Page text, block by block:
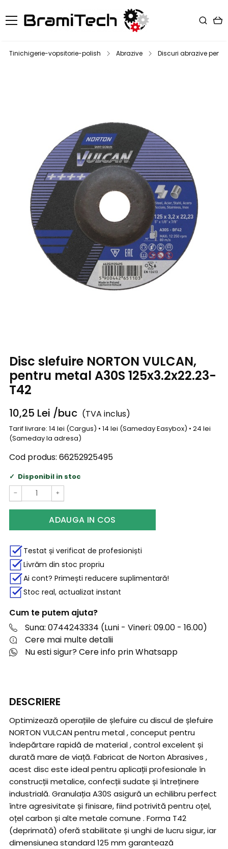
Tinichigerie-vopsitorie-polish Abrazive Discuri abrazive
Disc slefuire NORTON VULCAN,
pentru metal A30S 125x3.2x22.23-
T42
10,25 Lei /buc (TVA inclus)
Tarif livrare: 14 lei (Cargus) • 14 lei (Sameday Easybox) • 24 lei
(Sameday la adresa)
Cod produs: 66252925495
Disponibil in stoc
− +
ADAUGA IN COS
Testat și verificat de profesioniști
Livrăm din stoc propriu
Ai cont? Primești reducere suplimentară!
Stoc real, actualizat instant
Cum te putem ajuta?
Suna: 0744243334 (Luni - Vineri: 09.00 - 16.00)
Cere mai multe detalii
Nu esti sigur? Cere info prin Whatsapp
DESCRIERE
Optimizează operațiile de șlefuire cu discul de șlefuire
NORTON VULCAN pentru metal , conceput pentru
îndepărtare rapidă de material , control excelent și
durată mare de viață. Fabricat de Norton Abrasives ,
acest disc este ideal pentru aplicații profesionale în
construcții metalice, confecții sudate și întreținere
industrială. Granulația A30S asigură un echilibru perfect
între agresivitate și finisare, fiind potrivită pentru oțel,
oțel carbon și alte metale comune . Forma T42
(deprimată) oferă stabilitate și unghi de lucru sigur, iar
dimensiunea standard 125 mm garantează